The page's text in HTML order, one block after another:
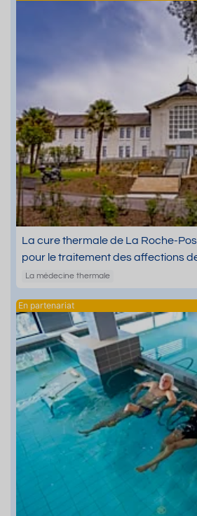
La cure thermale de La Roche-
pour le traitement des affections
La médecine thermale